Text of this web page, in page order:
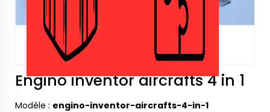
Engino inventor aircrafts 4 in 1
Modèle : engino-inventor-aircrafts-4-in-1